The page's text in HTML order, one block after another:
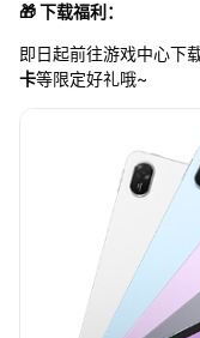
🎁 下载福利：
即日起前往游戏中心下
卡等限定好礼哦~